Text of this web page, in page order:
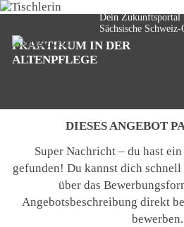
Dein Zukunftsportal
Sächsische
© Anselm - stock.adobe.com
PRAKTIKUM IN DER
ALTENPFLEGE
DIESES ANGEBOT
Super Nachricht – du hast
gefunden! Du kannst dich
über das
Angebotsbeschreibungdirekt
bewerben.